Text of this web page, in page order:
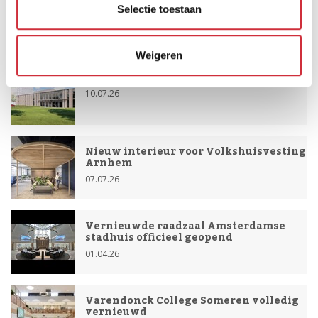
Selectie toestaan
Weigeren
Recent
Politie verzamellocatie Land Forum
10.07.26
Nieuw interieur voor Volkshuisvesting
Arnhem
07.07.26
Vernieuwde raadzaal Amsterdamse
stadhuis officieel geopend
01.04.26
Varendonck College Someren volledig
vernieuwd